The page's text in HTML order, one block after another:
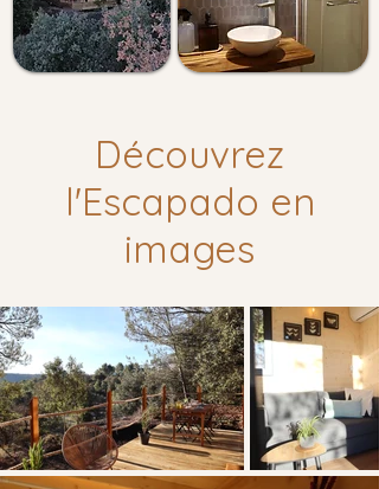
Découvrez
l'Escapado en
images